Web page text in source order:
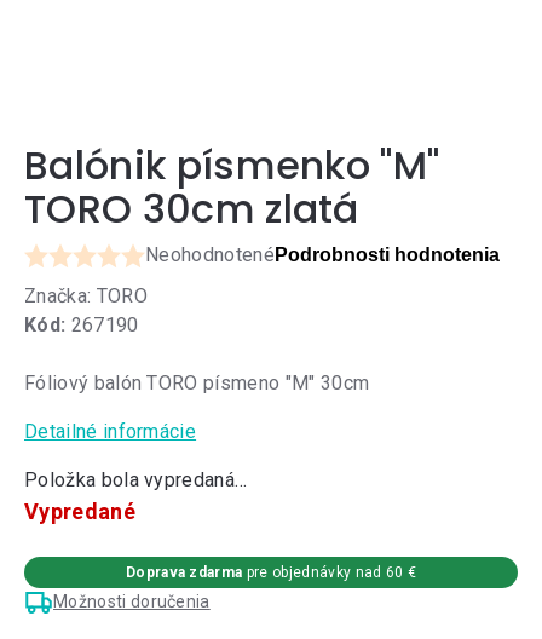
Balónik písmenko "M"
TORO 30cm zlatá
Kód: 267190
Priemerné
hodnotenie
produktu
0,0
5
hviezdičiek.
Neohodnotené Podrobnosti hodnotenia
Značka: TORO
Položka bola vypredaná…
Fóliový balón TORO písmeno "M" 30cm
Detailné informácie
Vypredané
Možnosti doručenia
Doprava zdarma pre objednávky nad 60 €